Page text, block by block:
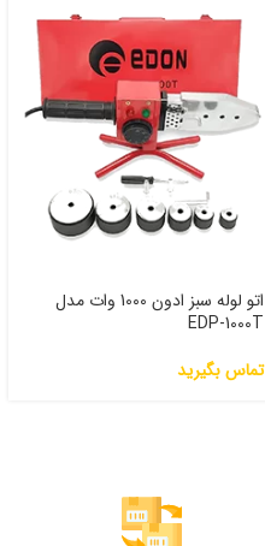
اتو لوله سبز ادون 1000 وات مدل
EDP-1000T
تماس بگیرید